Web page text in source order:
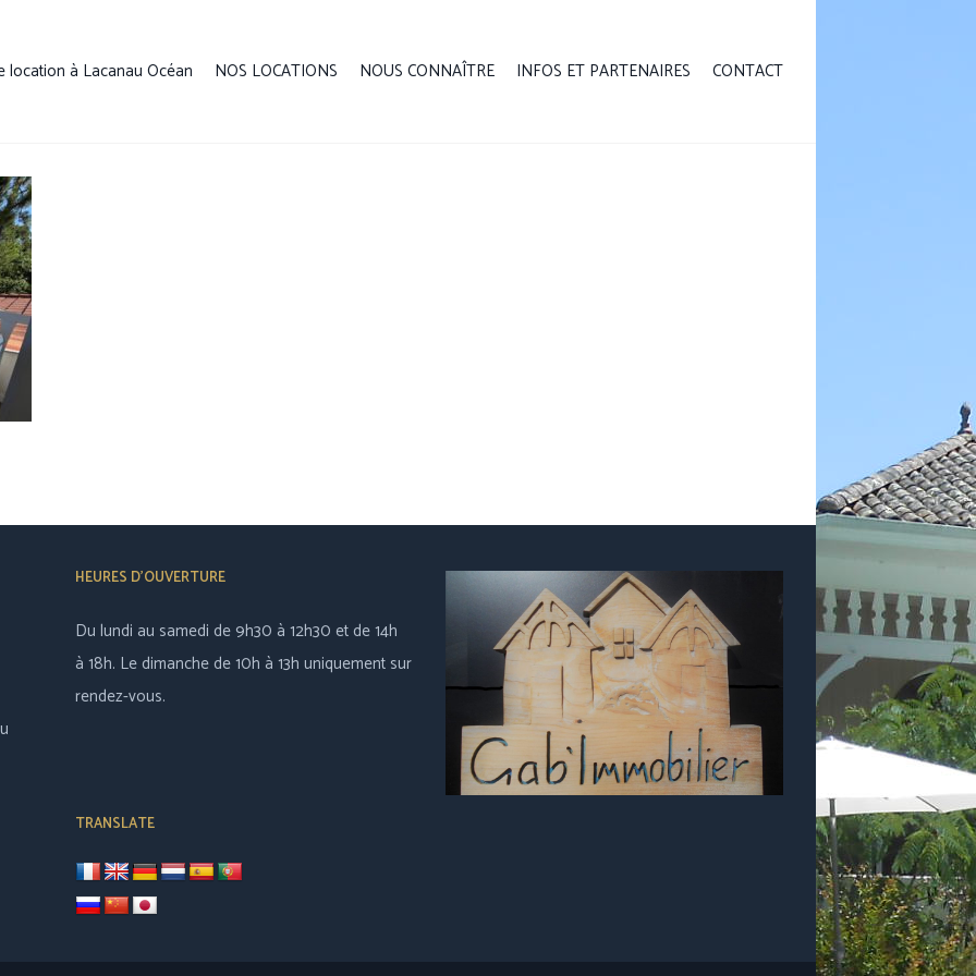
location à Lacanau Océan NOS LOCATIONS NOUS CONNAÎTRE INFOS ET PARTENAIRES CONTACT
HEURES D’OUVERTURE
Du lundi au samedi de 9h30 à 12h30 et de 14h
à 18h. Le dimanche de 10h à 13h uniquement sur
rendez-vous.
TRANSLATE